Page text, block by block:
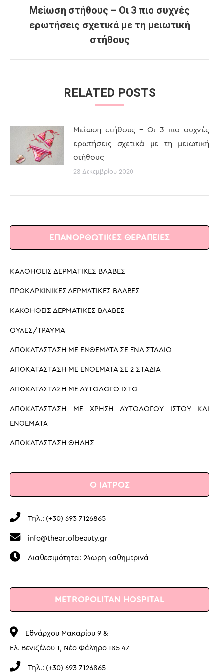
NAVIGATION
Previous
post:
Μείωση στήθους – Οι 3 πιο συχνές
ερωτήσεις σχετικά με τη μειωτική
στήθους
RELATED POSTS
Μείωση στήθους – Οι 3 πιο συχνές
ερωτήσεις σχετικά με τη μειωτική
στήθους
28 Δεκεμβρίου 2020
ΕΠΑΝΟΡΘΩΤΙΚΕΣ ΘΕΡΑΠΕΙΕΣ
ΚΑΛΟΗΘΕΙΣ ΔΕΡΜΑΤΙΚΕΣ ΒΛΑΒΕΣ
ΠΡΟΚΑΡΚΙΝΙΚΕΣ ΔΕΡΜΑΤΙΚΕΣ ΒΛΑΒΕΣ
ΚΑΚΟΗΘΕΙΣ ΔΕΡΜΑΤΙΚΕΣ ΒΛΑΒΕΣ
ΟΥΛΕΣ/ΤΡΑΥΜΑ
ΑΠΟΚΑΤΑΣΤΑΣΗ ΜΕ ΕΝΘΕΜΑΤΑ ΣΕ ΈΝΑ ΣΤΑΔΙΟ
ΑΠΟΚΑΤΑΣΤΑΣΗ ΜΕ ΕΝΘΕΜΑΤΑ ΣΕ 2 ΣΤΑΔΙΑ
ΑΠΟΚΑΤΑΣΤΑΣΗ ΜΕ ΑΥΤΟΛΟΓΟ ΙΣΤΟ
ΑΠΟΚΑΤΑΣΤΑΣΗ ΜΕ ΧΡΗΣΗ ΑΥΤΟΛΟΓΟΥ ΙΣΤΟΥ ΚΑΙ
ΕΝΘΕΜΑΤΑ
ΑΠΟΚΑΤΑΣΤΑΣΗ ΘΗΛΗΣ
Ο ΙΑΤΡΟΣ
Τηλ.: (+30) 693 7126865
info@theartofbeauty.gr
Διαθεσιμότητα: 24ωρη καθημερινά
METROPOLITAN HOSPITAL
Εθνάρχου Μακαρίου 9 &
Ελ. Βενιζέλου 1, Νέο Φάληρο 185 47
Τηλ.: (+30) 693 7126865